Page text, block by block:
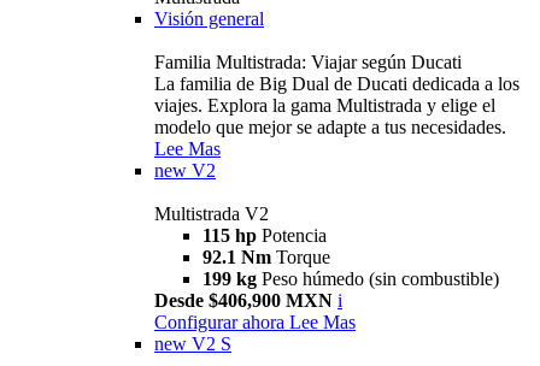
Visión general
Familia Multistrada: Viajar según Ducati
La familia de Big Dual de Ducati dedicada a los
viajes. Explora la gama Multistrada y elige el
modelo que mejor se adapte a tus necesidades.
Lee Mas
new V2
Multistrada V2
115 hp Potencia
92.1 Nm Torque
199 kg Peso húmedo (sin combustible)
Desde $406,900 MXN i
Configurar ahora Lee Mas
new V2 S